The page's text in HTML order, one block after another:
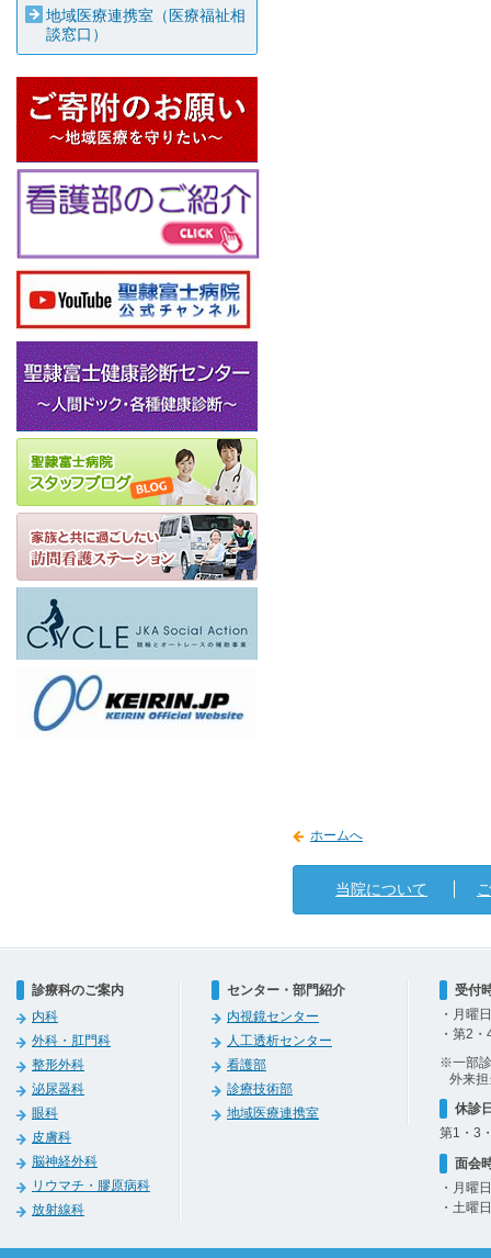
地域医療連携室（医療福祉相
談窓口）
ホームへ
当院について
診療科のご案内
内科
外科・肛門科
整形外科
泌尿器科
眼科
皮膚科
脳神経外科
リウマチ・膠原病科
放射線科
センター・部門紹介
内視鏡センター
人工透析センター
看護部
診療技術部
地域医療連携室
受付
・月曜
・第2
※一部
外来担
休診
第1・3
面会
・月曜
・土曜